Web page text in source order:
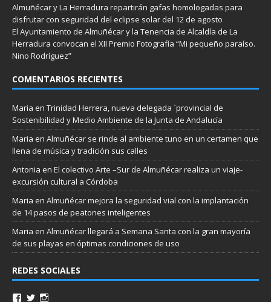
Almuñécar y La Herradura repartirán gafas homologadas para
disfrutar con seguridad del eclipse solar del 12 de agosto
El Ayuntamiento de Almuñécar y la Tenencia de Alcaldía de La
Herradura convocan el XII Premio Fotografía “Mi pequeño paraíso.
Nino Rodríguez”
COMENTARIOS RECIENTES
Maria en Trinidad Herrera, nueva delegada `provincial de
Sostenibilidad y Medio Ambiente de la Junta de Andalucía
Maria en Almuñécar se rinde al ambiente tuno en un certamen que
llena de música y tradición sus calles
Antonia en El colectivo Arte –Sur de Almuñécar realiza un viaje-
excursión cultural a Córdoba
Maria en Almuñécar mejora la seguridad vial con la implantación
de 14 pasos de peatones inteligentes
Maria en Almuñécar llegará a Semana Santa con la gran mayoría
de sus playas en óptimas condiciones de uso
REDES SOCIALES